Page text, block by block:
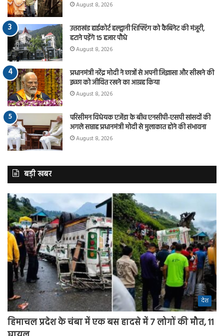
August 8, 2026
उत्तराखंड हाईकोर्ट हल्द्वानी शिफ्टिंग को कैबिनेट की मंजूरी,
हटाने पड़ेंगे 15 हजार पौधे
August 8, 2026
प्रधानमंत्री नरेंद्र मोदी ने छात्रों से अपनी जिज्ञासा और सीखने की
इच्छा को जीवित रखने का आग्रह किया
August 8, 2026
परिसीमन विधेयक एजेंडा के बीच एनसीपी-एसपी सांसदों की
अगले सप्ताह प्रधानमंत्री मोदी से मुलाकात होने की संभावना
August 8, 2026
बड़ी खबर
देश
हिमाचल प्रदेश के चंबा में एक बस हादसे में 7 लोगों की मौत, 11